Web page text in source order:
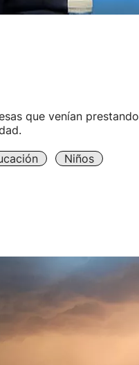
que venían prestando
Niños